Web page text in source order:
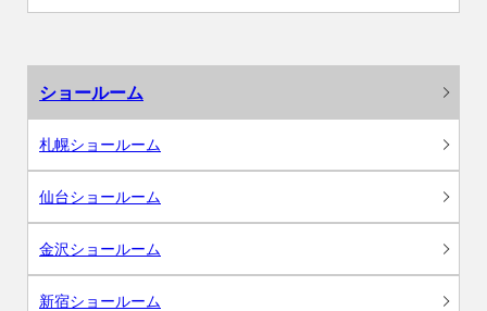
ショールーム
札幌ショールーム
仙台ショールーム
金沢ショールーム
新宿ショールーム